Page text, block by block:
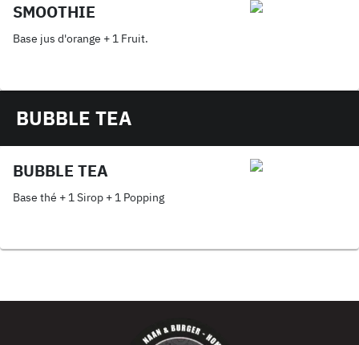
SMOOTHIE
Base jus d'orange + 1 Fruit.
BUBBLE TEA
BUBBLE TEA
Base thé + 1 Sirop + 1 Popping